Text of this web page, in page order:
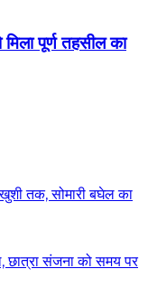
पूर्ण तहसील का
तक, सोमारी बघेल का
छात्रा संजना को समय पर